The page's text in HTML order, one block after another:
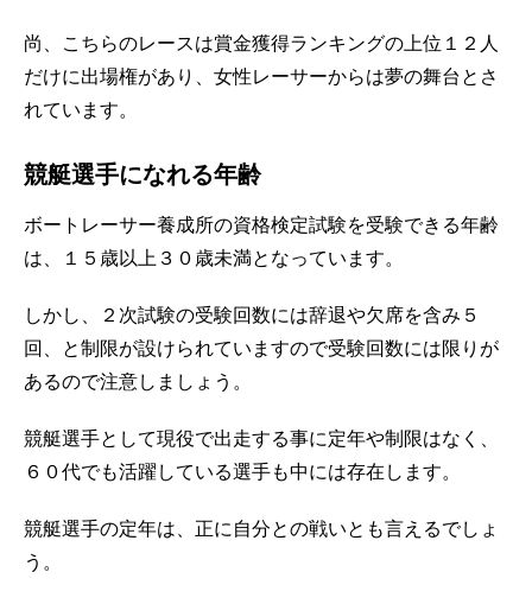
尚、こちらのレースは賞金獲得ランキングの上位１２人
だけに出場権があり、女性レーサーからは夢の舞台とさ
れています。
競艇選手になれる年齢
ボートレーサー養成所の資格検定試験を受験できる年齢
は、１５歳以上３０歳未満となっています。
しかし、２次試験の受験回数には辞退や欠席を含み５
回、と制限が設けられていますので受験回数には限りが
あるので注意しましょう。
競艇選手として現役で出走する事に定年や制限はなく、
６０代でも活躍している選手も中には存在します。
競艇選手の定年は、正に自分との戦いとも言えるでしょ
う。